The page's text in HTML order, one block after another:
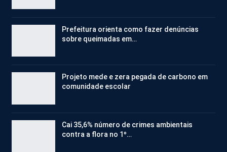
Prefeitura orienta como fazer denúncias
sobre queimadas em…
Projeto mede e zera pegada de carbono em
comunidade escolar
Cai 35,6% número de crimes ambientais
contra a flora no 1º…